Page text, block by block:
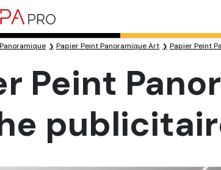
Papier Peint Panoramique Art Papier Peint
Peint